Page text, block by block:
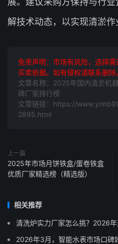
解技术动态，以实现清淤作
免责声明：市场有风险，选择
买卖依据。如有侵权请联系删除
文章名称：2025年国内清淤机
碑厂家排行榜
文章链接：https://
2895.html
上一篇
2025年市场月饼铁盒/蛋卷铁盒
优质厂家精选榜（精选版）
相关推荐
清洗炉实力厂家怎么挑？2026
2026年3月，智能水表市场口碑